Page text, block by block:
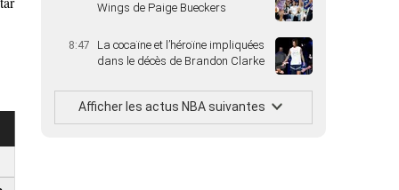
Wings de Paige Bueckers
8:47
La cocaïne et l’héroïne impliquées
dans le décès de Brandon Clarke
Afficher les actus NBA suivantes